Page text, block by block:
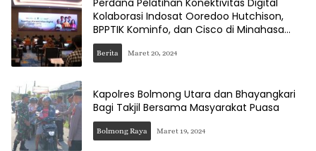
Perdana Pelatihan Konektivitas Digital
Kolaborasi Indosat Ooredoo Hutchison,
BPPTIK Kominfo, dan Cisco di Minahasa
Utara
Berita Maret 20, 2024
Kapolres Bolmong Utara dan Bhayangkari
Bagi Takjil Bersama Masyarakat Puasa
Bolmong Raya Maret 19, 2024